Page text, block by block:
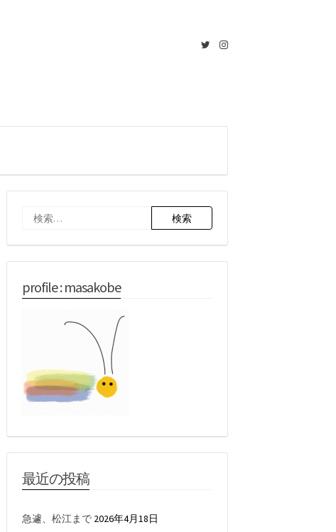
TwitterInstagram
索:
profile : masakobe
最近の投稿
急遽、松江まで 2026年4月18日